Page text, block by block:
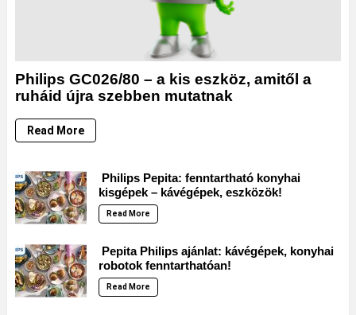
Philips GC026/80 – a kis eszköz, amitől a
ruháid újra szebben mutatnak
Read More
Philips Pepita: fenntartható konyhai
kisgépek – kávégépek, eszközök!
Read More
Pepita Philips ajánlat: kávégépek, konyhai
robotok fenntarthatóan!
Read More